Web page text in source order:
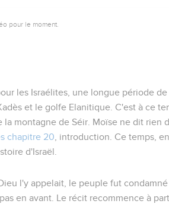
pour le moment.
les Israélites, une longue période
et le golfe Elanitique. C'est à ce
la montagne de Séir . Moïse ne dit rien
chapitre 20 , introduction. Ce temps,
d'Israël.
l'y appelait, le peuple fut
en avant. Le récit recommence à